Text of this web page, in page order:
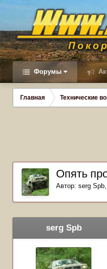
Форумы
Главная Технические
Опять
Автор: serg Spb,
serg Spb